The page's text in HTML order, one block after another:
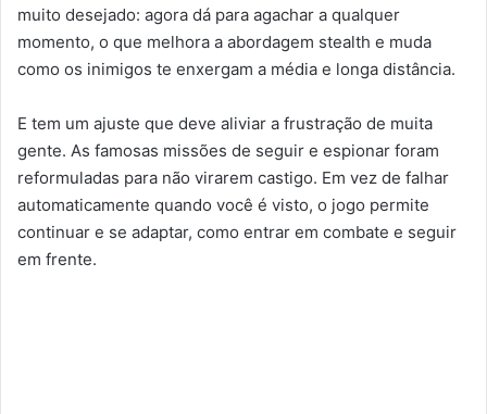
muito desejado: agora dá para agachar a qualquer
momento, o que melhora a abordagem stealth e muda
como os inimigos te enxergam a média e longa distância.
E tem um ajuste que deve aliviar a frustração de muita
gente. As famosas missões de seguir e espionar foram
reformuladas para não virarem castigo. Em vez de falhar
automaticamente quando você é visto, o jogo permite
continuar e se adaptar, como entrar em combate e seguir
em frente.